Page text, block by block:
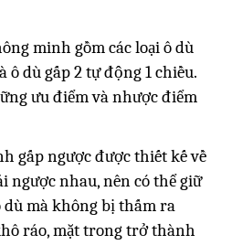
minh gồm các loại ô dù
ô dù gấp 2 tự động 1 chiều.
ưu điểm và nhược điểm
gấp ngược được thiết kế về
ngược nhau, nên có thể giữ
mà không bị thấm ra
ráo, mặt trong trở thành